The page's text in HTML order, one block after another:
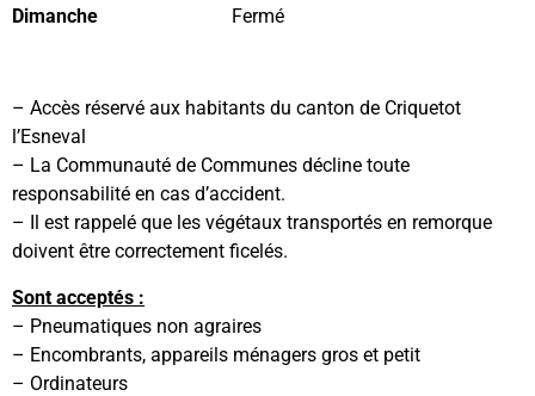
Dimanche Fermé
– Accès réservé aux habitants du canton de Criquetot
l’Esneval
– La Communauté de Communes décline toute
responsabilité en cas d’accident.
– Il est rappelé que les végétaux transportés en remorque
doivent être correctement ficelés.
Sont acceptés :
– Pneumatiques non agraires
– Encombrants, appareils ménagers gros et petit
– Ordinateurs